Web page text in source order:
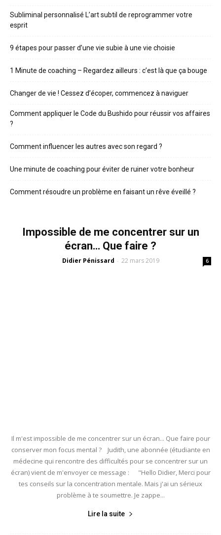
Subliminal personnalisé L’art subtil de reprogrammer votre
esprit
9 étapes pour passer d’une vie subie à une vie choisie
1 Minute de coaching – Regardez ailleurs : c’est là que ça bouge
Changer de vie ! Cessez d’écoper, commencez à naviguer
Comment appliquer le Code du Bushido pour réussir vos affaires
?
Comment influencer les autres avec son regard ?
Une minute de coaching pour éviter de ruiner votre bonheur
Comment résoudre un problème en faisant un rêve éveillé ?
Impossible de me concentrer sur un
écran… Que faire ?
Didier Pénissard - 22 mars 2019 6
Il m'est impossible de me concentrer sur un écran... Que faire pour
conserver mon focus mental ? Judith, une abonnée (étudiante en
médecine qui rencontre des difficultés pour se concentrer sur un
écran) vient de m'envoyer ce message : "Hello Didier, Merci pour
tes conseils sur la concentration mentale. Mais j'ai un sérieux
problème à te soumettre. Je zappe...
Lire la suite